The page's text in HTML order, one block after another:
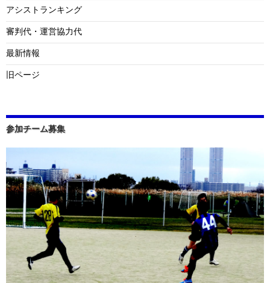
アシストランキング
審判代・運営協力代
最新情報
旧ページ
参加チーム募集